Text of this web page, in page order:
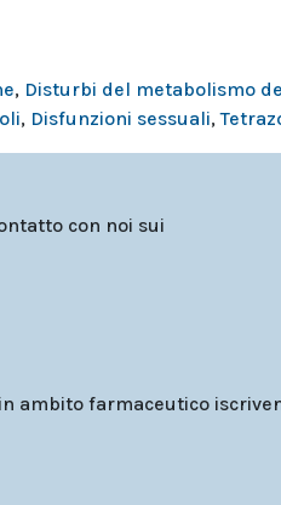
, Disturbi del metabolismo
, Disfunzioni sessuali,
con noi sui
ambito farmaceutico